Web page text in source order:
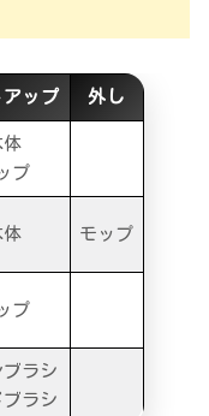
ップ 外し
体
プ
体 モップ
プ
ブラシ
ラシ